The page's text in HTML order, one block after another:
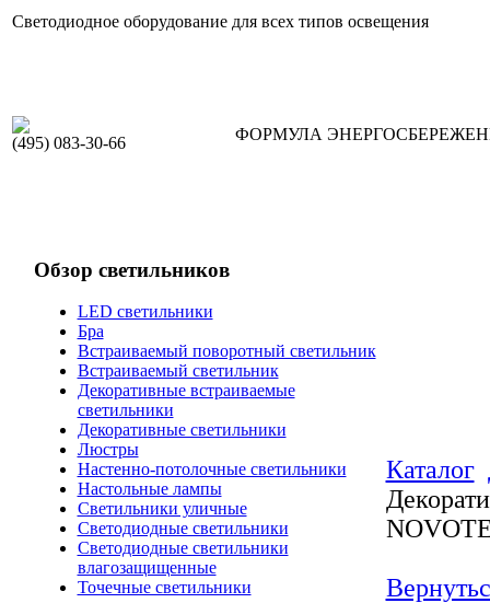
Светодиодное оборудование для всех типов освещения
(495) 083-30-66 ФОРМУЛА
Обзор светильников
LED светильники
Бра
Встраиваемый поворотный светильник
Встраиваемый светильник
Декоративные встраиваемые
светильники
Декоративные светильники
Люстры
Настенно-потолочные светильники
Настольные лампы
Светильники уличные
Светодиодные светильники
Светодиодные светильники
влагозащищенные
Точечные светильники
Каталог